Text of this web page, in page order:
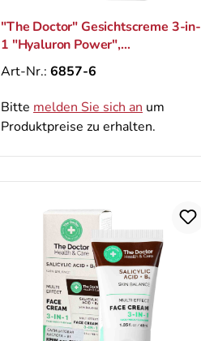
"The Doctor" Gesichtscreme 3-in-
1 "Hyaluron Power",
feuchtigskeitsspendende Formel,
40 ml
Art-Nr.: 6857-6
Bitte melden Sie sich an um
Produktpreise zu erhalten.